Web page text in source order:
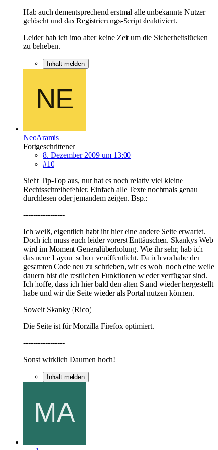
Hab auch dementsprechend erstmal alle unbekannte Nutzer
gelöscht und das Registrierungs-Script deaktiviert.
Leider hab ich imo aber keine Zeit um die Sicherheitslücken
zu beheben.
Inhalt melden
NeoAramis
Fortgeschrittener
8. Dezember 2009 um 13:00
#10
Sieht Tip-Top aus, nur hat es noch relativ viel kleine
Rechtsschreibefehler. Einfach alle Texte nochmals genau
durchlesen oder jemandem zeigen. Bsp.:
-----------------
Ich weiß, eigentlich habt ihr hier eine andere Seite erwartet.
Doch ich muss euch leider vorerst Enttäuschen. Skankys Web
wird im Moment Generalüberholung. Wie ihr sehr, hab ich
das neue Layout schon veröffentlicht. Da ich vorhabe den
gesamten Code neu zu schrieben, wir es wohl noch eine weile
dauern bist die restlichen Funktionen wieder verfügbar sind.
Ich hoffe, dass ich hier bald den alten Stand wieder hergestellt
habe und wir die Seite wieder als Portal nutzen können.
Soweit Skanky (Rico)
Die Seite ist für Morzilla Firefox optimiert.
-----------------
Sonst wirklich Daumen hoch!
Inhalt melden